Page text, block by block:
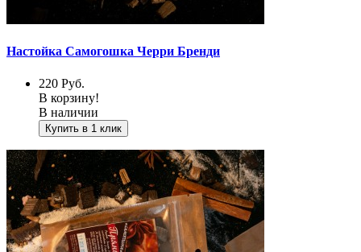
Настойка Самогошка Черри Бренди
220 Руб.
В корзину!
В наличии
Купить в 1 клик